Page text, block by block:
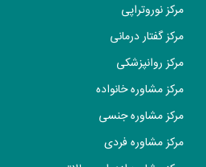
مرکز نوروتراپی
مرکز گفتار درمانی
مرکز روانپزشکی
مرکز مشاوره خانواده
مرکز مشاوره جنسی
مرکز مشاوره فردی